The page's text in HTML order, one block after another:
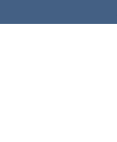
to